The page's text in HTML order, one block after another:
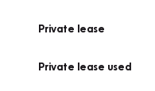
Private lease
Private lease used